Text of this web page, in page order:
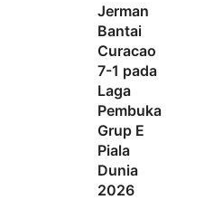
Jerman
Bantai
Curacao
7-1 pada
Laga
Pembuka
Grup E
Piala
Dunia
2026